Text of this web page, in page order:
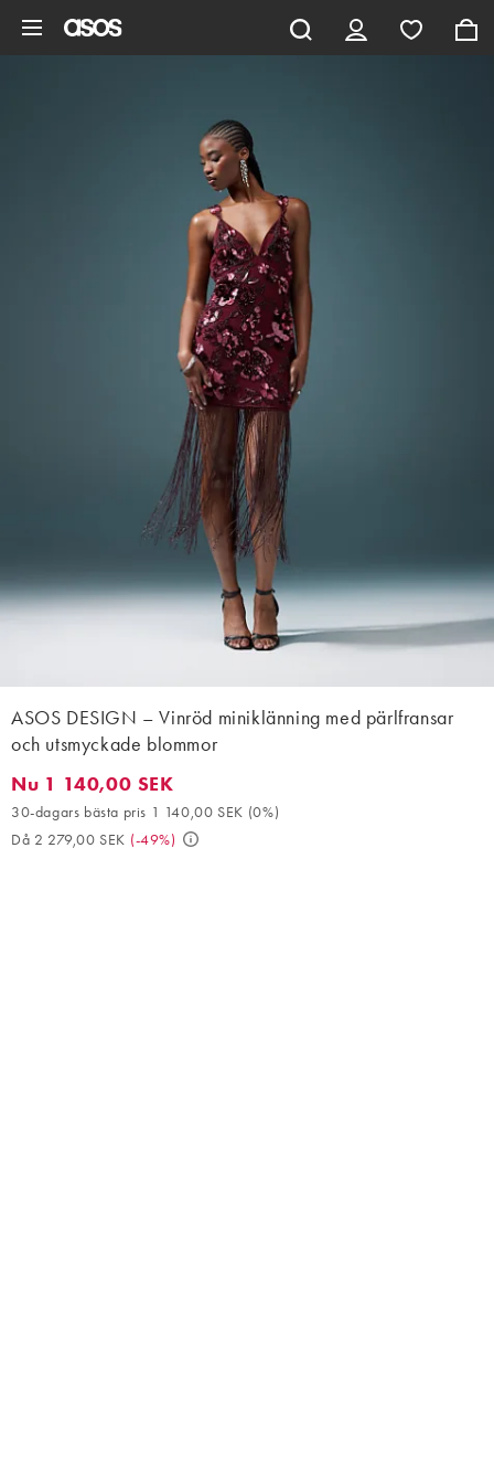
ASOS DESIGN – Vinröd miniklänning med pärlfransar
och utsmyckade blommor
Nu 1 140,00 SEK. 30-dagars bästa pris 1 140,00 SEK (0%). Då
Nu 1 140,00 SEK
30-dagars bästa pris 1 140,00 SEK (0%)
Då 2 279,00 SEK (-49%)